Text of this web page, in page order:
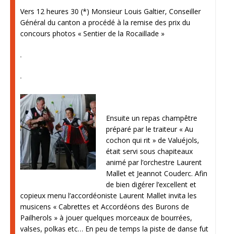
Vers 12 heures 30 (*) Monsieur Louis Galtier, Conseiller
Général du canton a procédé à la remise des prix du
concours photos « Sentier de la Rocaillade »
.
.
Ensuite un repas champêtre
préparé par le traiteur « Au
cochon qui rit » de Valuéjols,
était servi sous chapiteaux
animé par l’orchestre Laurent
Mallet et Jeannot Couderc. Afin
de bien digérer l’excellent et
copieux menu l’accordéoniste Laurent Mallet invita les
musicens « Cabrettes et Accordéons des Burons de
Pailherols » à jouer quelques morceaux de bourrées,
valses, polkas etc… En peu de temps la piste de danse fut